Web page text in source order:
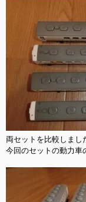
両セットを比較しまし
今回のセットの動力車